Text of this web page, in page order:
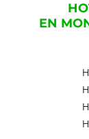
EN